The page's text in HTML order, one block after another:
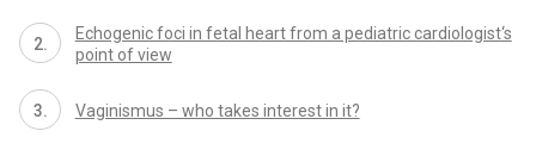
Echogenic foci in fetal heart from a pediatric cardiologist‘s
point of view
Vaginismus – who takes interest in it?